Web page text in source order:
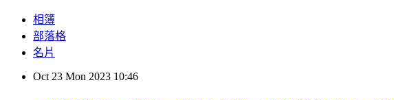
相簿
部落格
名片
Oct 23 Mon 2023 10:46